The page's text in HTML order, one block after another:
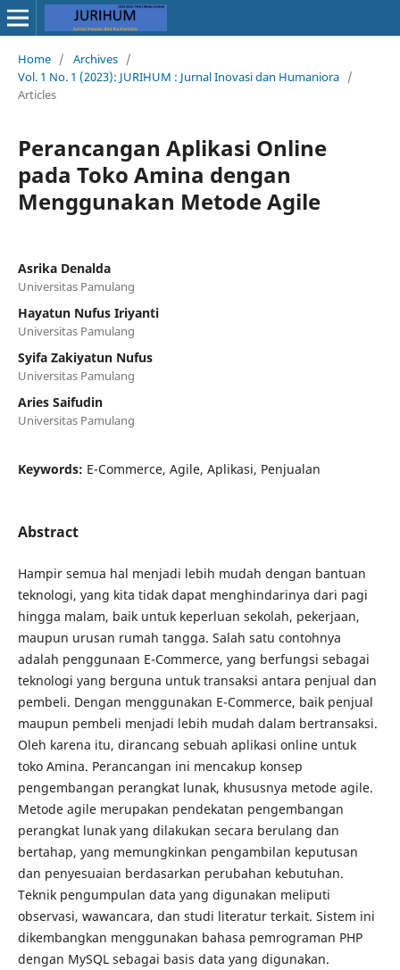
Home / Archives /
Vol. 1 No. 1 (2023): JURIHUM : Jurnal Inovasi dan Humaniora /
Articles
Perancangan Aplikasi Online
pada Toko Amina dengan
Menggunakan Metode Agile
Asrika Denalda
Universitas Pamulang
Hayatun Nufus Iriyanti
Universitas Pamulang
Syifa Zakiyatun Nufus
Universitas Pamulang
Aries Saifudin
Universitas Pamulang
Keywords: E-Commerce, Agile, Aplikasi, Penjualan
Abstract
Hampir semua hal menjadi lebih mudah dengan bantuan
teknologi, yang kita tidak dapat menghindarinya dari pagi
hingga malam, baik untuk keperluan sekolah, pekerjaan,
maupun urusan rumah tangga. Salah satu contohnya
adalah penggunaan E-Commerce, yang berfungsi sebagai
teknologi yang berguna untuk transaksi antara penjual dan
pembeli. Dengan menggunakan E-Commerce, baik penjual
maupun pembeli menjadi lebih mudah dalam bertransaksi.
Oleh karena itu, dirancang sebuah aplikasi online untuk
toko Amina. Perancangan ini mencakup konsep
pengembangan perangkat lunak, khususnya metode agile.
Metode agile merupakan pendekatan pengembangan
perangkat lunak yang dilakukan secara berulang dan
bertahap, yang memungkinkan pengambilan keputusan
dan penyesuaian berdasarkan perubahan kebutuhan.
Teknik pengumpulan data yang digunakan meliputi
observasi, wawancara, dan studi literatur terkait. Sistem ini
dikembangkan menggunakan bahasa pemrograman PHP
dengan MySQL sebagai basis data yang digunakan.